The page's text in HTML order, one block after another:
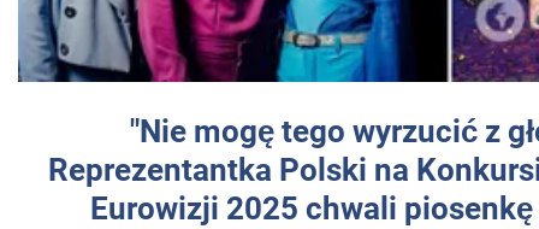
"Nie mogę tego wyrzucić z
Reprezentantka Polski na
Eurowizji 2025 chwali